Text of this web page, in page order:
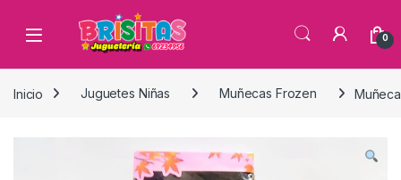
0
Inicio Juguetes Niñas Muñecas Frozen